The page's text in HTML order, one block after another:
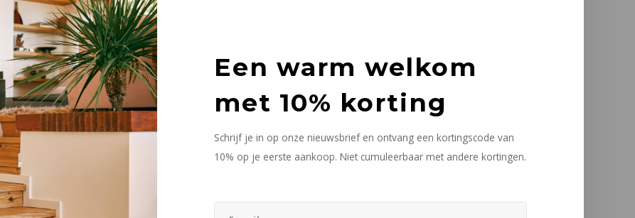
Een warm welkom
met 10% korting
Schrijf je in op onze nieuwsbrief en ontvang een kortingscode van
10% op je eerste aankoop. Niet cumuleerbaar met andere kortingen.